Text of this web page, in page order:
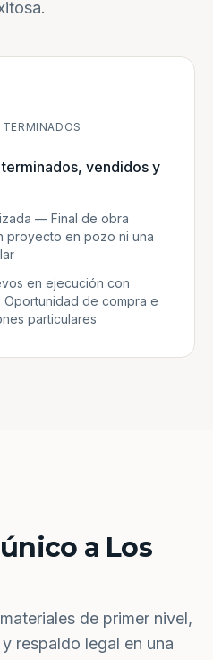
vendidos y
— Final de obra
en pozo ni una
en ejecución con
de compra e
particulares
a Los
de primer nivel,
respaldo legal en una